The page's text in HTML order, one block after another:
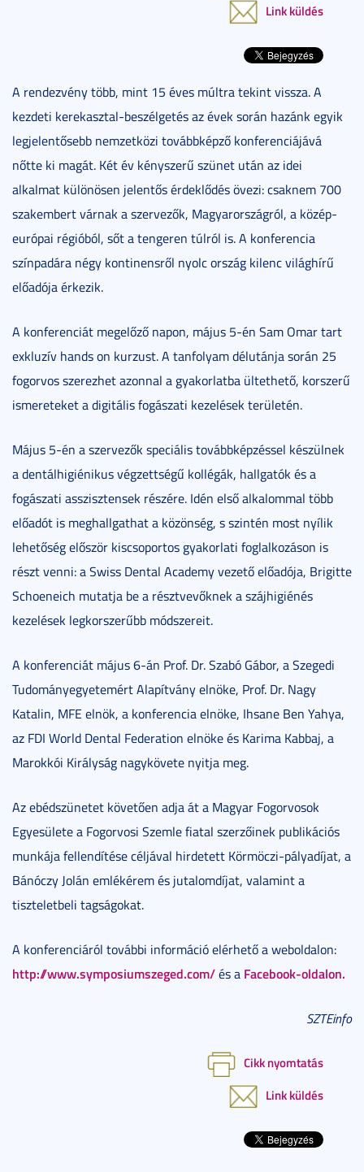
Link küldés
A rendezvény több, mint 15 éves múltra tekint vissza. A
kezdeti kerekasztal-beszélgetés az évek során hazánk egyik
legjelentősebb nemzetközi továbbképző konferenciájává
nőtte ki magát. Két év kényszerű szünet után az idei
alkalmat különösen jelentős érdeklődés övezi: csaknem 700
szakembert várnak a szervezők, Magyarországról, a közép-
európai régióból, sőt a tengeren túlról is. A konferencia
színpadára négy kontinensről nyolc ország kilenc világhírű
előadója érkezik.
A konferenciát megelőző napon, május 5-én Sam Omar tart
exkluzív hands on kurzust. A tanfolyam délutánja során 25
fogorvos szerezhet azonnal a gyakorlatba ültethető, korszerű
ismereteket a digitális fogászati kezelések területén.
Május 5-én a szervezők speciális továbbképzéssel készülnek
a dentálhigiénikus végzettségű kollégák, hallgatók és a
fogászati asszisztensek részére. Idén első alkalommal több
előadót is meghallgathat a közönség, s szintén most nyílik
lehetőség először kiscsoportos gyakorlati foglalkozáson is
részt venni: a Swiss Dental Academy vezető előadója, Brigitte
Schoeneich mutatja be a résztvevőknek a szájhigiénés
kezelések legkorszerűbb módszereit.
A konferenciát május 6-án Prof. Dr. Szabó Gábor, a Szegedi
Tudományegyetemért Alapítvány elnöke, Prof. Dr. Nagy
Katalin, MFE elnök, a konferencia elnöke, Ihsane Ben Yahya,
az FDI World Dental Federation elnöke és Karima Kabbaj, a
Marokkói Királyság nagykövete nyitja meg.
Az ebédszünetet követően adja át a Magyar Fogorvosok
Egyesülete a Fogorvosi Szemle fiatal szerzőinek publikációs
munkája fellendítése céljával hirdetett Körmöczi-pályadíjat, a
Bánóczy Jolán emlékérem és jutalomdíjat, valamint a
tiszteletbeli tagságokat.
A konferenciáról további információ elérhető a weboldalon:
http://www.symposiumszeged.com/és a Facebook-oldalon.
SZTEinfo
Cikk nyomtatás
Link küldés